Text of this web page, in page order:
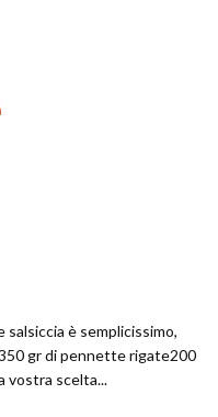
è semplicissimo,
gr di pennette rigate200
vostra scelta...